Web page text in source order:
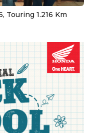
Touring 1.216 Km